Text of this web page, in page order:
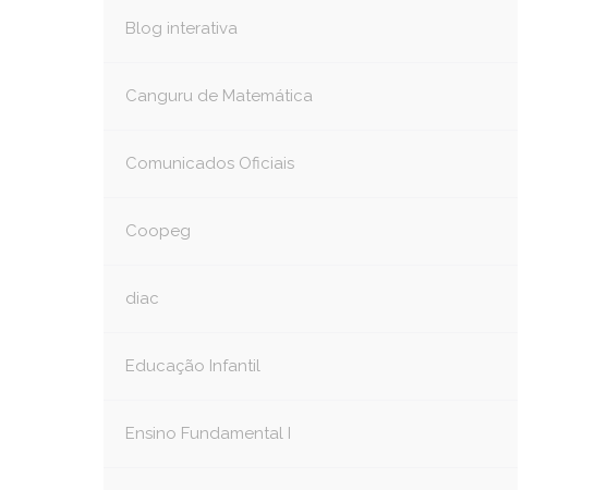
Blog interativa
Canguru de Matemática
Comunicados Oficiais
Coopeg
diac
Educação Infantil
Ensino Fundamental I